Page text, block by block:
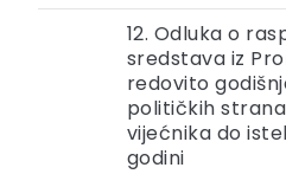
12. Odluka o
sredstava iz
redovito
političkih
vijećnika do
godini